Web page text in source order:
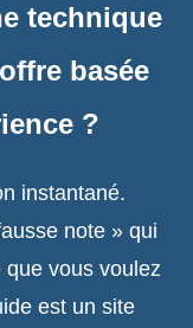
technique
basée
?
instantané.
note » qui
que vous voulez
est un site